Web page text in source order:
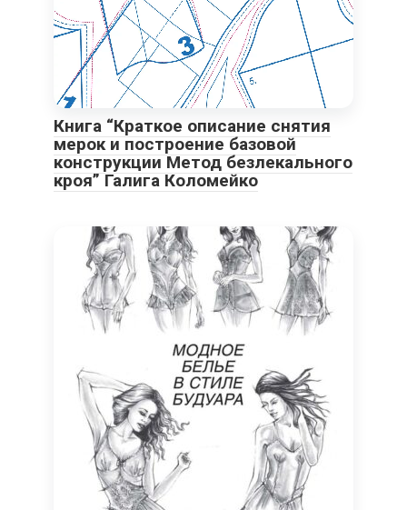
Книга “Краткое описание снятия
мерок и построение базовой
конструкции Метод безлекального
кроя” Галига Коломейко